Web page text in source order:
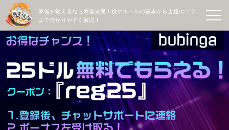
麻雀を覚えるなら麻雀豆腐！役やルールの基本から上達のコツ
まで分かりやすく解説！